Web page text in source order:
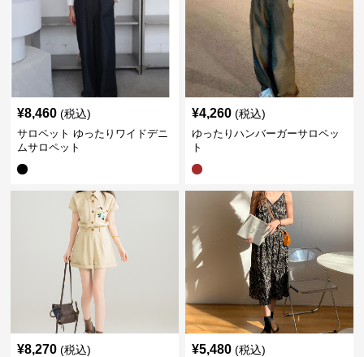
¥8,460 (税込)
サロペット ゆったりワイドデニ
ムサロペット
¥4,260 (税込)
ゆったりハンバーガーサロペッ
ト
¥8,270 (税込) ¥5,480 (税込)